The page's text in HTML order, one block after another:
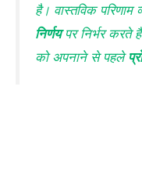
है। वास्तविक परिणाम
निर्णयपर निर्भर करते
को अपनाने से पहले